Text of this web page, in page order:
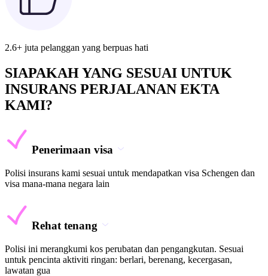
2.6+ juta pelanggan yang berpuas hati
SIAPAKAH YANG SESUAI UNTUK
INSURANS PERJALANAN EKTA
KAMI?
Penerimaan visa
Polisi insurans kami sesuai untuk mendapatkan visa Schengen dan
visa mana-mana negara lain
Rehat tenang
Polisi ini merangkumi kos perubatan dan pengangkutan. Sesuai
untuk pencinta aktiviti ringan: berlari, berenang, kecergasan,
lawatan gua